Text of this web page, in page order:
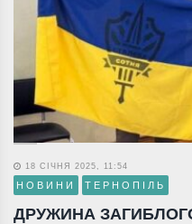
18 СІЧНЯ 2025, 11:54
НОВИНИ ТЕРНОПІЛЬ
ДРУЖИНА